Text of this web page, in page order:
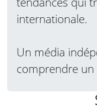
internationale.
Un média
comprendre